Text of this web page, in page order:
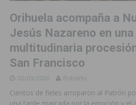
Orihuela acompaña a
Jesús Nazareno en una
multitudinaria
San Francisco
02/03/2026 Roberto
Cientos de fieles arroparon al Patrón